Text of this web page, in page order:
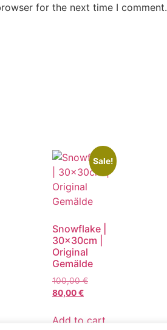
for the next time I comment.
Sale!
Snowflake |
30x30cm |
Original
Gemälde
100,00€
80,00€
Add to cart